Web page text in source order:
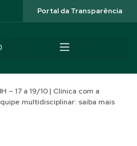
Portal da Transparência
– 17 a 19/10 | Clínica com a
multidisciplinar: saiba mais